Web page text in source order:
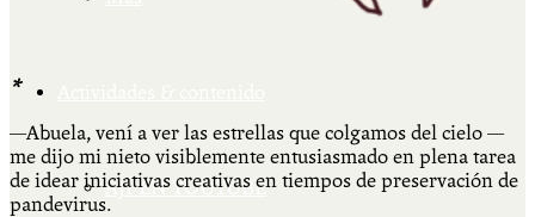
AJÍ EN YOUTUBE
*
—Abuela, vení a ver las estrellas que colgamos del cielo —
me dijo mi nieto visiblemente entusiasmado en plena tarea
de idear iniciativas creativas en tiempos de preservación de
pandevirus.